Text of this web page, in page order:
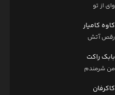
وای از تو
کاوه کامیار
رقص آتش
بابک راکت
من شرمندم
کاکرفان